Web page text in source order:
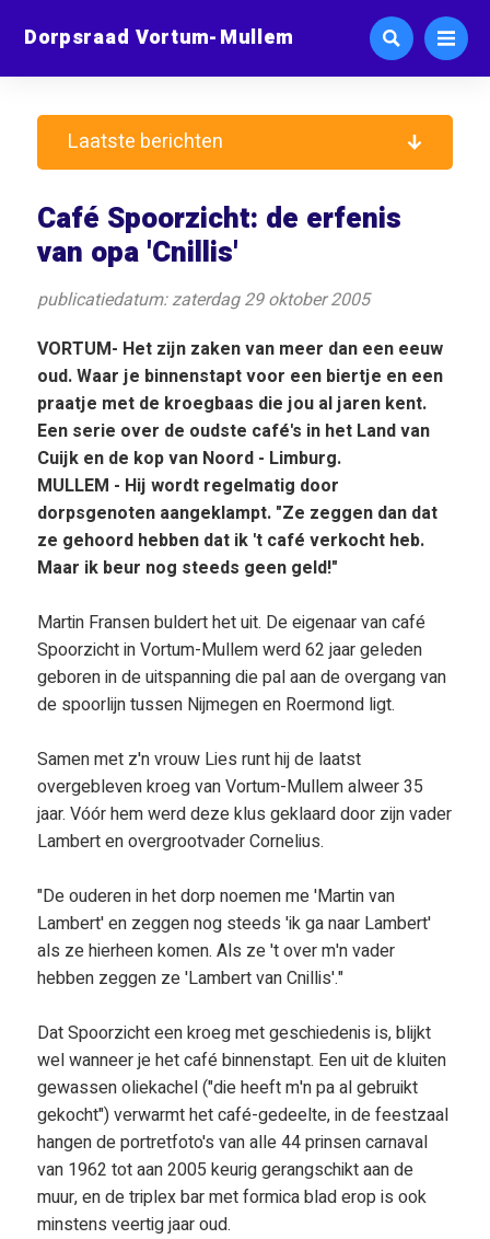
Dorpsraad Vortum-Mullem
Café Spoorzicht: de erfenis
van opa 'Cnillis'
publicatiedatum: zaterdag 29 oktober 2005
VORTUM- Het zijn zaken van meer dan een eeuw
oud. Waar je binnenstapt voor een biertje en een
praatje met de kroegbaas die jou al jaren kent.
Een serie over de oudste café's in het Land van
Cuijk en de kop van Noord - Limburg.
MULLEM - Hij wordt regelmatig door
dorpsgenoten aangeklampt. "Ze zeggen dan dat
ze gehoord hebben dat ik 't café verkocht heb.
Maar ik beur nog steeds geen geld!"
Martin Fransen buldert het uit. De eigenaar van café
Spoorzicht in Vortum-Mullem werd 62 jaar geleden
geboren in de uitspanning die pal aan de overgang van
de spoorlijn tussen Nijmegen en Roermond ligt.
Samen met z'n vrouw Lies runt hij de laatst
overgebleven kroeg van Vortum-Mullem alweer 35
jaar. Vóór hem werd deze klus geklaard door zijn vader
Lambert en overgrootvader Cornelius.
"De ouderen in het dorp noemen me 'Martin van
Lambert' en zeggen nog steeds 'ik ga naar Lambert'
als ze hierheen komen. Als ze 't over m'n vader
hebben zeggen ze 'Lambert van Cnillis'."
Dat Spoorzicht een kroeg met geschiedenis is, blijkt
wel wanneer je het café binnenstapt. Een uit de kluiten
gewassen oliekachel ("die heeft m'n pa al gebruikt
gekocht") verwarmt het café-gedeelte, in de feestzaal
hangen de portretfoto's van alle 44 prinsen carnaval
van 1962 tot aan 2005 keurig gerangschikt aan de
muur, en de triplex bar met formica blad erop is ook
minstens veertig jaar oud.
Laatste berichten